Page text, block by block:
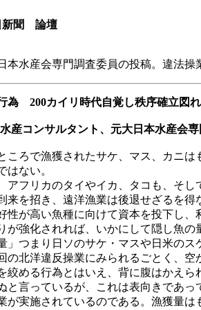
新聞 論壇
水産会専門調査委員の投稿。違法
為 200カイリ時代自覚し秩序確立図れ
産コンサルタント、元大日本水産会
ろで漁獲されたサケ、マス、カニは
はない。
フリカのタイやイカ、タコも、そし
来を招き、遠洋漁業は後退せざるを得
が高い魚種に向けて資本を投下し、
が強化されれば、いかにして隠し魚
つまり日ソのサケ・マスや日米のス
の北洋違反操業にみられるごとく、
める行為とはいえ、背に腹はかえ
言っているが、これは表向きであっ
が実施されているのである。漁獲量